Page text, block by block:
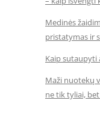
Medinės
pristatymas ir
Kaip sutaupyti
Maži nuotekų
ne tik tyliai, bet